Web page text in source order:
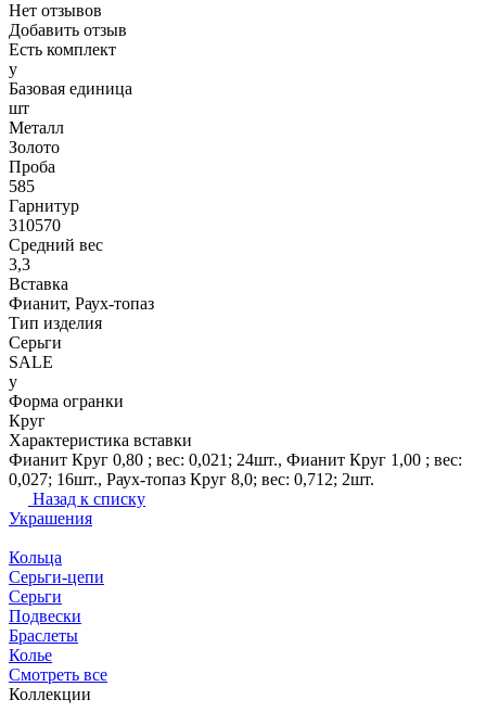
Нет отзывов
Добавить отзыв
Есть комплект
y
Базовая единица
шт
Металл
Золото
Проба
585
Гарнитур
310570
Средний вес
3,3
Вставка
Фианит, Раух-топаз
Тип изделия
Серьги
SALE
y
Форма огранки
Круг
Характеристика вставки
Фианит Круг 0,80 ; вес: 0,021; 24шт., Фианит Круг 1,00 ; вес:
0,027; 16шт., Раух-топаз Круг 8,0; вес: 0,712; 2шт.
Назад к списку
Украшения
Кольца
Серьги-цепи
Серьги
Подвески
Браслеты
Колье
Смотреть все
Коллекции